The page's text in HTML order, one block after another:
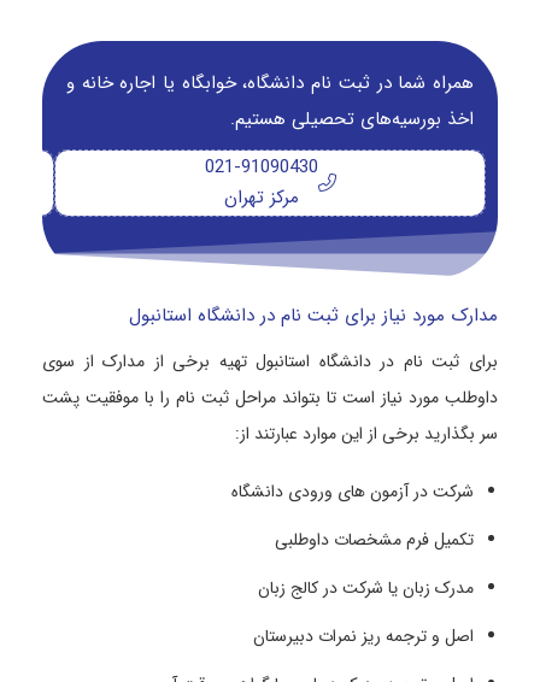
همراه شما در ثبت نام دانشگاه‌، خوابگاه یا اجاره خانه و
اخذ بورسیه‌های تحصیلی هستیم.
021-91090430
مرکز تهران
مدارک مورد نیاز برای ثبت نام در دانشگاه استانبول
برای ثبت نام در دانشگاه استانبول تهیه برخی از مدارک از سوی
داوطلب مورد نیاز است تا بتواند مراحل ثبت نام را با موفقیت پشت
سر بگذارید برخی از این موارد عبارتند از:
شرکت در آزمون های ورودی دانشگاه
تکمیل فرم مشخصات داوطلبی
مدرک زبان یا شرکت در کالج زبان
اصل و ترجمه ریز نمرات دبیرستان